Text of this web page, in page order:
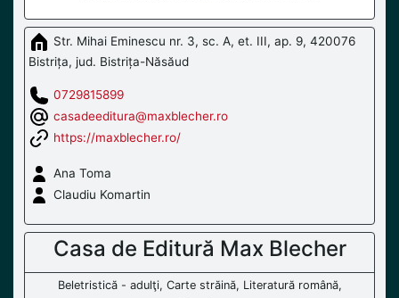
Str. Mihai Eminescu nr. 3, sc. A, et. III, ap. 9, 420076
Bistrița, jud. Bistrița-Năsăud
0729815899
casadeeditura@maxblecher.ro
https://maxblecher.ro/
Ana Toma
Claudiu Komartin
Casa de Editură Max Blecher
Beletristică - adulţi, Carte străină, Literatură română,